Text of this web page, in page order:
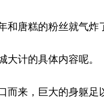
唐糕的粉丝就气炸
计的具体内容呢。
来，巨大的身躯足